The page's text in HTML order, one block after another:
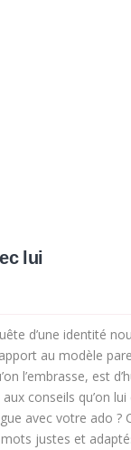
lui
d’une identité
au modèle
l’embrasse, est
conseils qu’on lui
avec votre ado ?
justes et